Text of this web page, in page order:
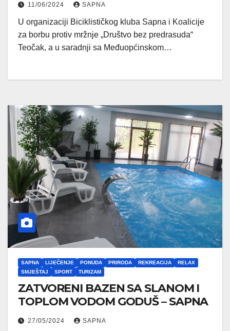
11/06/2024 SAPNA
U organizaciji Biciklističkog kluba Sapna i Koalicije
za borbu protiv mržnje „Društvo bez predrasuda“
Teočak, a u saradnji sa Međuopćinskom…
SAPNA LIJEČENJE PONUDA PRIRODA REKREACIJA
RELAX
SMJEŠTAJ
SPORT TURIZAM
ZATVORENI BAZEN SA SLANOM I
TOPLOM VODOM GODUŠ – SAPNA
27/05/2024 SAPNA